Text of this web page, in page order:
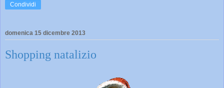
Condividi
domenica 15 dicembre 2013
Shopping natalizio